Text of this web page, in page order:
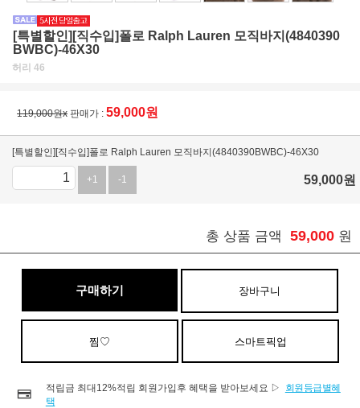
[특별할인][직수입]폴로 Ralph Lauren 모직바지(4840390
BWBC)-46X30
허리 46
119,000원x 판매가 : 59,000원
[특별할인][직수입]폴로 Ralph Lauren 모직바지(4840390BWBC)-46X30
+1 -1 59,000원
총 상품 금액 59,000 원
구매하기 장바구니
찜♡ 스마트픽업
적립금 최대12%적립 회원가입후 혜택을 받아보세요 ▷
회원등급별혜
택